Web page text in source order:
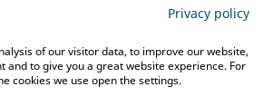
binnen1-3 werkdagen
Privacy policy
of our visitor data, to improve our website,
and to give you a great website experience. For
cookies we use open the settings.